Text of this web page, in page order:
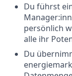
Du führst
persönlich
alle ihr
Du